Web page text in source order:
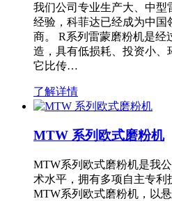
我们公司专业生产大、中型
经验，科菲达已经成为中国
商。 R系列雷蒙磨粉机是经
造，具有低损耗、投资小、
它比传…
了解详情
MTW 系列欧式磨粉机
MTW系列欧式磨粉机是我
术水平，拥有多项自主专
MTW系列欧式磨粉机，以